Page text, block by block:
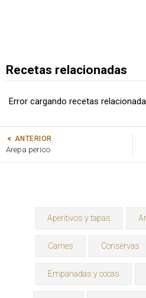
Recetas relacionadas
Error cargando recetas
ANTERIOR
Arepa perico
Aperitivos y tapas
Carnes Conservas
Empanadas y cocas